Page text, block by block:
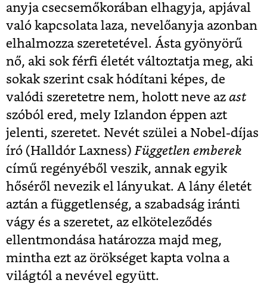
anyja csecsemőkorában elhagyja, apjával
való kapcsolata laza, nevelőanyja azonban
elhalmozza szeretetével. Ásta gyönyörű
nő, aki sok férfi életét változtatja meg, aki
sokak szerint csak hódítani képes, de
valódi szeretetre nem, holott neve az ast
szóból ered, mely Izlandon éppen azt
jelenti, szeretet. Nevét szülei a Nobel-díjas
író (Halldór Laxness) Független emberek
című regényéből veszik, annak egyik
hőséről nevezik el lányukat. A lány életét
aztán a függetlenség, a szabadság iránti
vágy és a szeretet, az elköteleződés
ellentmondása határozza majd meg,
mintha ezt az örökséget kapta volna a
világtól a nevével együtt.